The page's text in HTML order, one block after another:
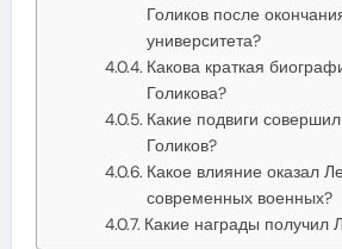
Голиков после
университета?
Какова краткая
Голикова?
Какие подвиги
Голиков?
Какое влияние оказал
современных военных?
Какие награды получил